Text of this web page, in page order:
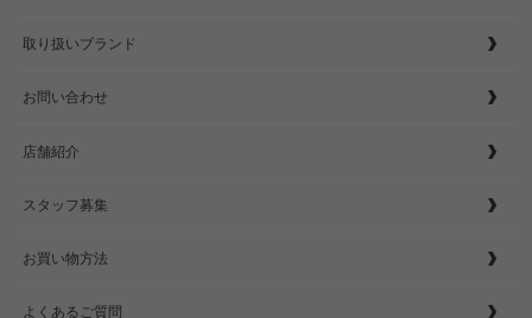
取り扱いブランド
お問い合わせ
店舗紹介
スタッフ募集
お買い物方法
よくあるご質問